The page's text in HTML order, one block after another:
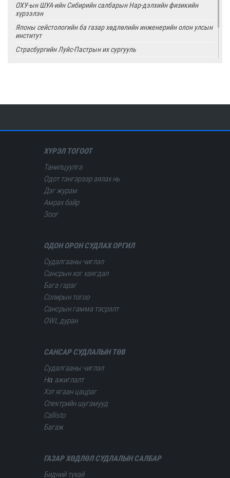
ОХУ-ын ШУА-ийн Сибирийн салбарын Нар-дэлхийн физикийн
хүрээлэн
Японы сейстологийн ба газар хөдлөлийн инженерийн олон улсын
институт
Страсбургийн Луйс-Пастрын их сургууль
ХҮРЭЛ ТОГООТ
Танилцуулга
Одот тэнгэрээр аялах нь
Дэг журам
Амрах байр
Зоог
ОДОН ОРОН СУДЛАХ ОРГИЛ
Судалгааны чиглэл
Сансрын хог хаягдал
Бага гараг
Солирын тогоо
Сансрын гамма тэсрэлт
OWL дуран
САНСАР СУДЛАЛЫН ТӨВ
Судалгааны чиглэл
Hα ажиглалт
Хэт ягаан цацраг
Спектрийн шугамууд
Сallisto
Багаж
ГАЗАР ХӨДЛӨЛ СУДЛАЛЫН САЛБАР
Бидний тухай